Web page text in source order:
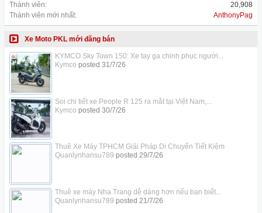
Thành viên:
20,908
Thành viên mới nhất:
AnthonyPag
Xe Moto PKL mới đăng bán
KYMCO Sky Town 150: Xe tay ga chinh phục người...
Kymco posted 31/7/26
Soi chi tiết xe People R 125 ra mắt tại Việt Nam,...
Kymco posted 30/7/26
Thuê Xe Máy TPHCM Giải Pháp Di Chuyển Tiết Kiệm
Quanlynhansu789 posted 29/7/26
Thuê xe máy Nha Trang dễ dàng hơn nếu bạn biết...
Quanlynhansu789 posted 21/7/26